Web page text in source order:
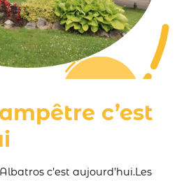
c’est
c’est aujourd’hui.Les